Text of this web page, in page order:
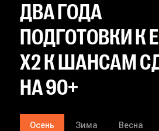
ДВА ГОДА
ПОДГОТОВКИ К
X2 К ШАНСАМ
НА 90+
Осень Зима Весна